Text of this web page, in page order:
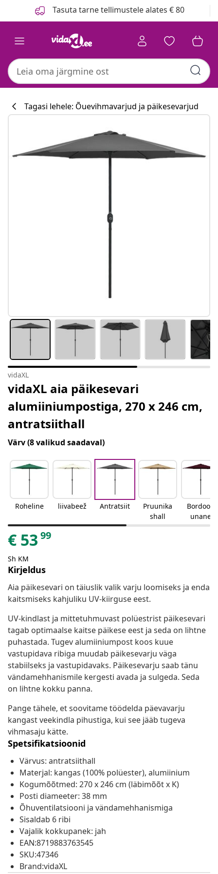
Tasuta tarne tellimustele alates € 80
Tagasi lehele: Õuevihmavarjud ja päikesevarjud
vidaXL
vidaXL aia päikesevari
alumiiniumpostiga, 270 x 246 cm,
antratsiithall
Värv(8 valikud saadaval)
Roheline liivabeež Antratsiit
Pruunika
shall
Bordoop
unane
€ 53 99
Sh KM
Kirjeldus
Aia päikesevari on täiuslik valik varju loomiseks ja enda
kaitsmiseks kahjuliku UV-kiirguse eest.
UV-kindlast ja mittetuhmuvast polüestrist päikesevari
tagab optimaalse kaitse päikese eest ja seda on lihtne
puhastada. Tugev alumiiniumpost koos kuue
vastupidava ribiga muudab päikesevarju väga
stabiilseks ja vastupidavaks. Päikesevarju saab tänu
vändamehhanismile kergesti avada ja sulgeda. Seda
on lihtne kokku panna.
Pange tähele, et soovitame töödelda päevavarju
kangast veekindla pihustiga, kui see jääb tugeva
vihmasaju kätte.
Spetsifikatsioonid
Värvus: antratsiithall
Materjal: kangas (100% polüester), alumiinium
Kogumõõtmed: 270 x 246 cm (läbimõõt x K)
Posti diameeter: 38 mm
Õhuventilatsiooni ja vändamehhanismiga
Sisaldab 6 ribi
Vajalik kokkupanek: jah
EAN:8719883763545
SKU:47346
Brand:vidaXL